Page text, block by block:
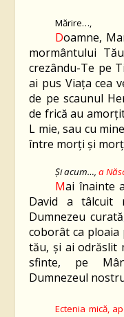
Mărire…,
Doamne,
mormântului
crezându-Te pe
ai pus Viaţa cea
de pe scaunul
de frică au
L mie, sau cu
între morți şi
Şi acum…,a
Mai înainte
David a tâlcuit
Dumnezeu
coborât ca ploaia
tău, şi ai odrăslit
sfinte, pe
Dumnezeul
Ectenia mică,